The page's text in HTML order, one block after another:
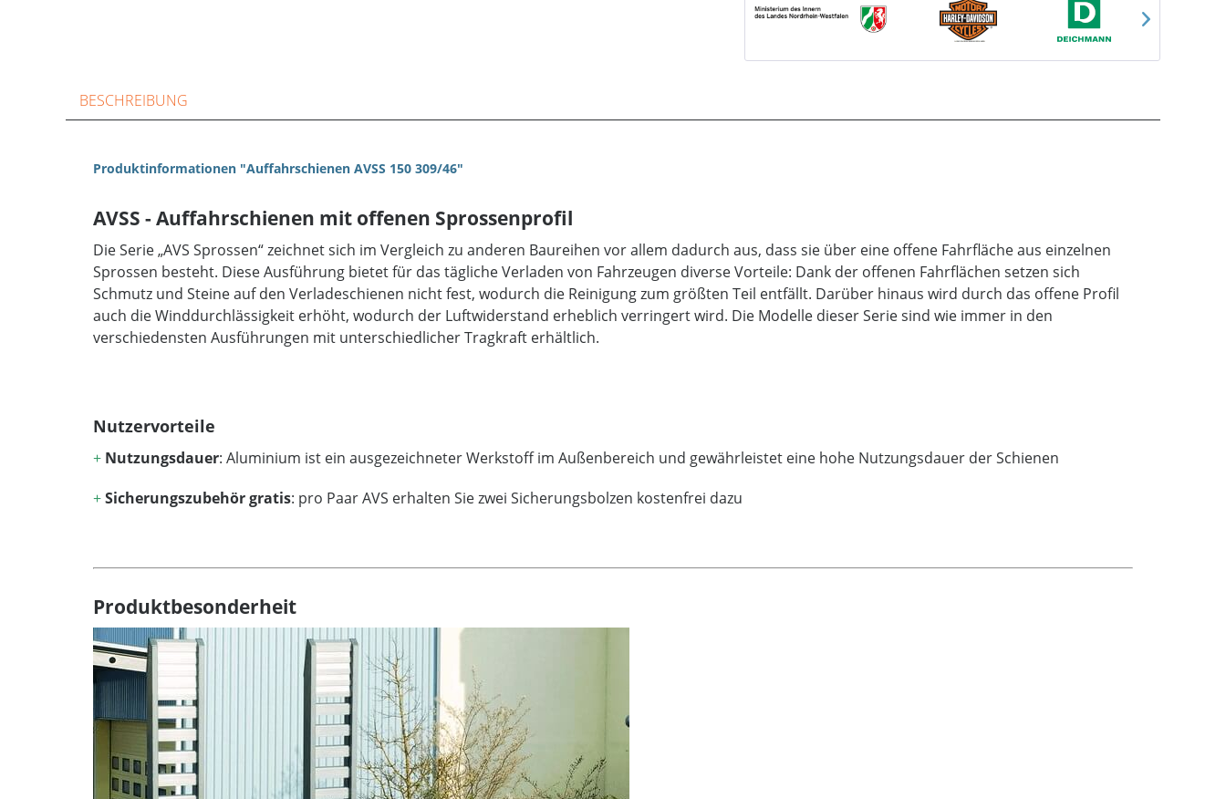
BESCHREIBUNG
Produktinformationen "Auffahrschienen AVSS 150 309/46"
AVSS - Auffahrschienen mit offenen Sprossenprofil
Die Serie „AVS Sprossen“ zeichnet sich im Vergleich zu anderen Baureihen vor allem dadurch aus, dass sie über eine offene Fahrfläche aus einzelnen
Sprossen besteht. Diese Ausführung bietet für das tägliche Verladen von Fahrzeugen diverse Vorteile: Dank der offenen Fahrflächen setzen sich
Schmutz und Steine auf den Verladeschienen nicht fest, wodurch die Reinigung zum größten Teil entfällt. Darüber hinaus wird durch das offene Profil
auch die Winddurchlässigkeit erhöht, wodurch der Luftwiderstand erheblich verringert wird. Die Modelle dieser Serie sind wie immer in den
verschiedensten Ausführungen mit unterschiedlicher Tragkraft erhältlich.
Nutzervorteile
+ Nutzungsdauer: Aluminium ist ein ausgezeichneter Werkstoff im Außenbereich und gewährleistet eine hohe Nutzungsdauer der Schienen
+Sicherungszubehör gratis: pro Paar AVS erhalten Sie zwei Sicherungsbolzen kostenfrei dazu
Produktbesonderheit